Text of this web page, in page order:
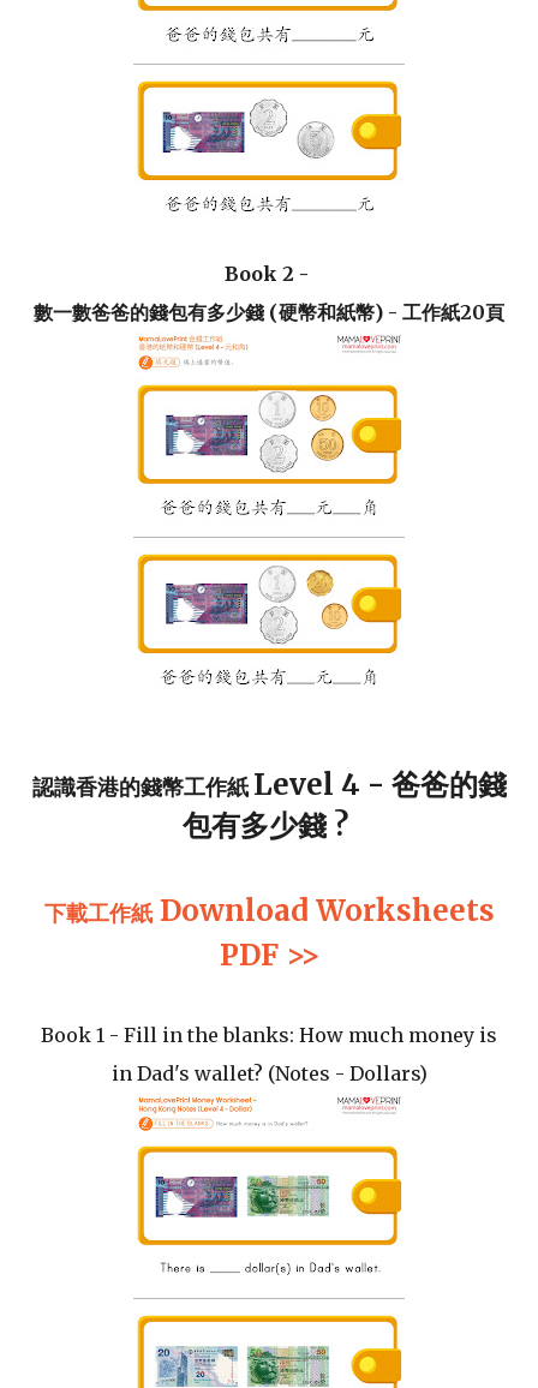
Book 2 -
數一數爸爸的錢包有多少錢 (硬幣和紙幣) - 工作紙20頁
認識香港的錢幣工作紙 Level 4 - 爸爸的錢
包有多少錢 ?
下載工作紙 Download Worksheets
PDF >>
Book 1 - Fill in the blanks: How much money is
in Dad's wallet? (Notes - Dollars)